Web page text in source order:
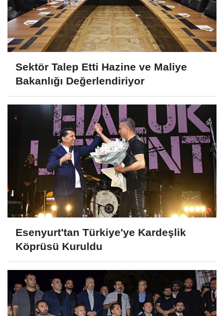
Sektör Talep Etti Hazine ve Maliye
Bakanlığı Değerlendiriyor
Esenyurt'tan Türkiye'ye Kardeşlik
Köprüsü Kuruldu